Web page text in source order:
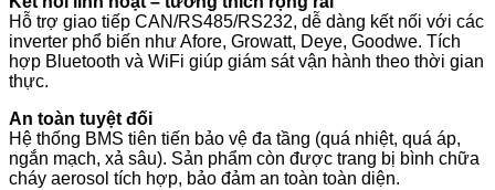
Hỗ trợ giao tiếp CAN/RS485/RS232, dễ dàng kết nối với các
inverter phổ biến như Afore, Growatt, Deye, Goodwe. Tích
hợp Bluetooth và WiFi giúp giám sát vận hành theo thời gian
thực.
An toàn tuyệt đối
Hệ thống BMS tiên tiến bảo vệ đa tầng (quá nhiệt, quá áp,
ngắn mạch, xả sâu). Sản phẩm còn được trang bị bình chữa
cháy aerosol tích hợp, bảo đảm an toàn toàn diện.